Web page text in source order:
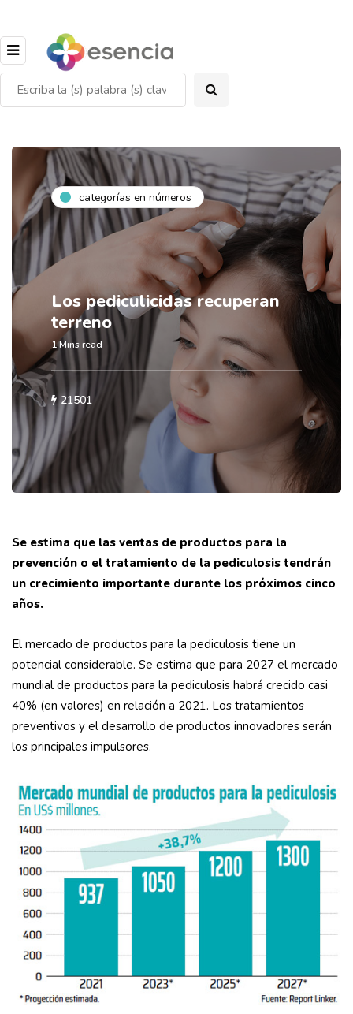
categorías en números
Los pediculicidas recuperan
terreno
1 Mins read
21501
Se estima que las ventas de productos para la
prevención o el tratamiento de la pediculosis tendrán
un crecimiento importante durante los próximos cinco
años.
El mercado de productos para la pediculosis tiene un
potencial considerable. Se estima que para 2027 el mercado
mundial de productos para la pediculosis habrá crecido casi
40% (en valores) en relación a 2021. Los tratamientos
preventivos y el desarrollo de productos innovadores serán
los principales impulsores.